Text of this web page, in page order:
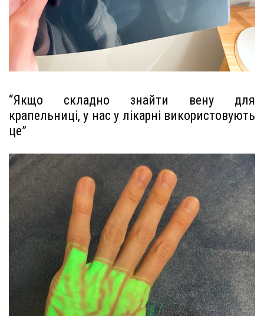
“Якщо складно знайти вену для
крапельниці, у нас у лікарні використовують
це”